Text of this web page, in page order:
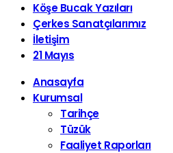
Köşe Bucak Yazıları
Çerkes Sanatçılarımız
İletişim
21 Mayıs
Anasayfa
Kurumsal
Tarihçe
Tüzük
Faaliyet Raporları